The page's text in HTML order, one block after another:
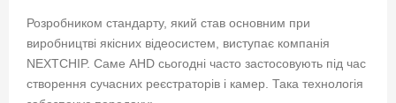
Розробником стандарту, який став основним при
виробництві якісних відеосистем, виступає компанія
NEXTCHIP. Саме AHD сьогодні часто застосовують під час
створення сучасних реєстраторів і камер. Така технологія